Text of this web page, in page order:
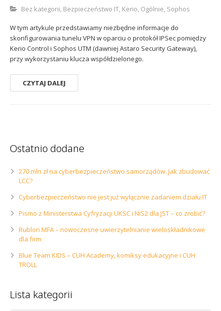
Bez kategorii, Bezpieczeństwo IT, Kerio, Ogólnie, Sophos
W tym artykule przedstawiamy niezbędne informacje do
skonfigurowania tunelu VPN w oparciu o protokół IPSec pomiędzy
Kerio Control i Sophos UTM (dawniej Astaro Security Gateway),
przy wykorzystaniu klucza współdzielonego.
CZYTAJ DALEJ
Ostatnio dodane
270 mln zł na cyberbezpieczeństwo samorządów. Jak zbudować
LCC?
Cyberbezpieczeństwo nie jest już wyłącznie zadaniem działu IT
Pismo z Ministerstwa Cyfryzacji UKSC i NIS2 dla JST – co zrobić?
Rublon MFA – nowoczesne uwierzytelnianie wieloskładnikowe
dla firm
Blue Team KIDS – CUH Academy, komiksy edukacyjne i CUH
TROLL
Lista kategorii